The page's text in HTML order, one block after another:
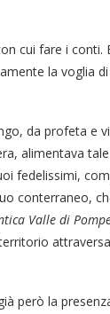
cui fare i conti.
la voglia
da profeta e
alimentava
fedelissimi,
conterraneo,
Valle di
però la